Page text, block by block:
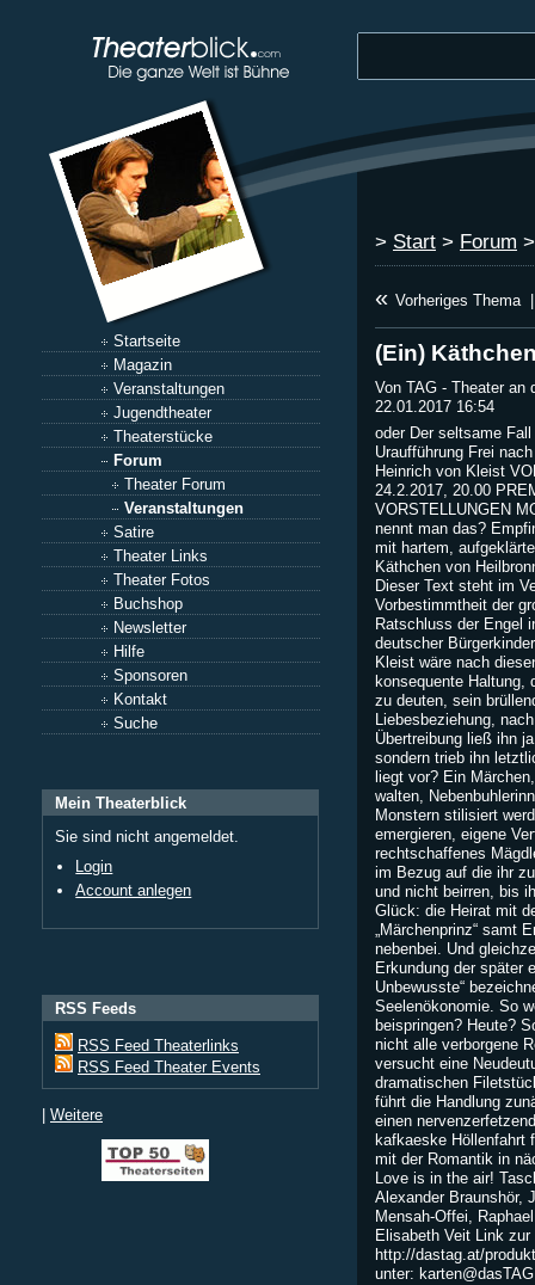
Startseite
Magazin
Veranstaltungen
Jugendtheater
Theaterstücke
Forum
Theater Forum
Veranstaltungen
Satire
Theater Links
Theater Fotos
Buchshop
Newsletter
Hilfe
Sponsoren
Kontakt
Suche
Mein Theaterblick
Sie sind nicht angemeldet.
Login
Account anlegen
RSS Feeds
RSS Feed Theaterlinks
RSS Feed Theater Events
| Weitere
> Start > Forum
« Vorheriges Thema
(Ein)
Von TAG - Theater an
22.01.2017 16:54
oder Der seltsame
Uraufführung Frei
Heinrich von Kleist
24.2.2017, 20.00
VORSTELLUNGEN
nennt man das?
mit hartem,
Käthchen von
Dieser Text steht im
Vorbestimmtheit der
Ratschluss der Engel
deutscher
Kleist wäre nach
konsequente Haltung,
zu deuten, sein
Liebesbeziehung,
Übertreibung ließ ihn
sondern trieb ihn
liegt vor? Ein
walten,
Monstern stilisiert
emergieren, eigene
rechtschaffenes
im Bezug auf die ihr
und nicht beirren, bis
Glück: die Heirat mit
„Märchenprinz“ samt
nebenbei. Und
Erkundung der später
Unbewusste“
Seelenökonomie. So
beispringen? Heute?
nicht alle verborgene
versucht eine
dramatischen
führt die Handlung
einen
kafkaeske Höllenfahrt
mit der Romantik in
Love is in the air!
Alexander Braunshör,
Mensah-Offei,
Elisabeth Veit Link
http://dastag.at/
unter: